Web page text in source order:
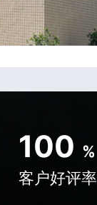
100 %
客户好评率